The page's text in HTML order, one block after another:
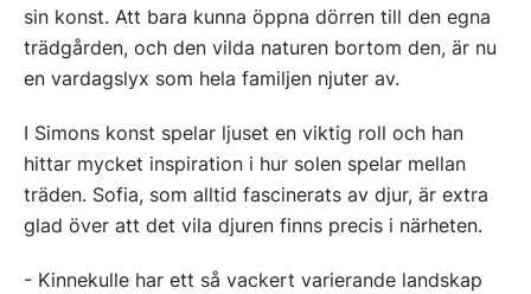
sin konst. Att bara kunna öppna dörren till den egna
trädgården, och den vilda naturen bortom den, är nu
en vardagslyx som hela familjen njuter av.
I Simons konst spelar ljuset en viktig roll och han
hittar mycket inspiration i hur solen spelar mellan
träden. Sofia, som alltid fascinerats av djur, är extra
glad över att det vila djuren finns precis i närheten.
- Kinnekulle har ett så vackert varierande landskap